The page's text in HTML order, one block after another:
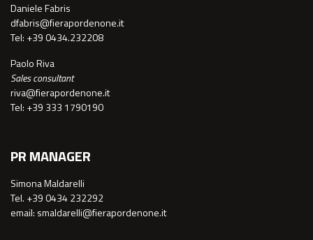
Daniele Fabris
dfabris@fierapordenone.it
Tel: +39 0434.232208
Paolo Riva
Sales consultant
riva@fierapordenone.it
Tel: +39 333 1790190
PR MANAGER
Simona Maldarelli
Tel. +39 0434 232292
email: smaldarelli@fierapordenone.it